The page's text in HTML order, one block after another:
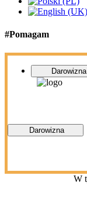
#Pomagam
Darowizna
Darowizna
W